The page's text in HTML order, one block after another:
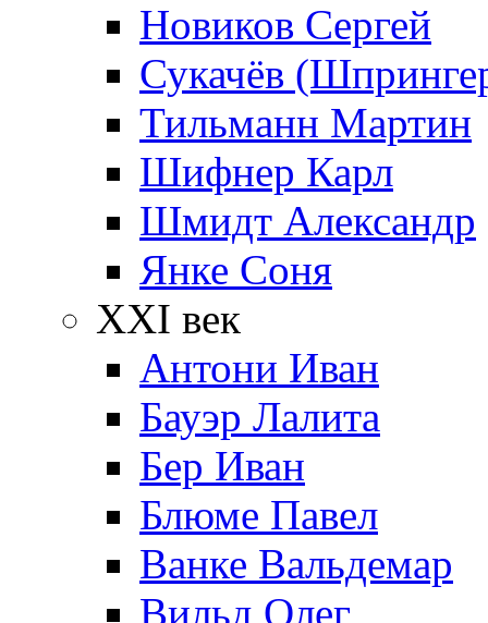
Новиков Сергей
Сукачёв
Тильманн Мартин
Шифнер Карл
Шмидт Александр
Янке Соня
XXI век
Антони Иван
Бауэр Лалита
Бер Иван
Блюме Павел
Ванке Вальдемар
Вильд Олег